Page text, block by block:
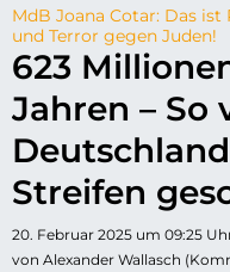
r
s
p
r
n
g
e
MdB Joana Cotar: Das
und Terror gegen Juden!
623
Jahren – So
Streifen
20. Februar 2025 um 09:25
von Alexander Wallasch